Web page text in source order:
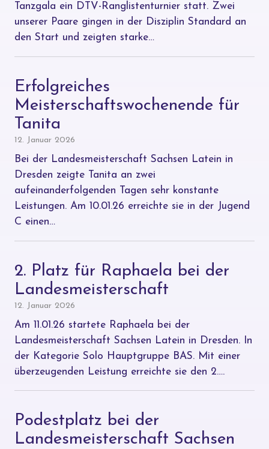
Tanzgala ein DTV-Ranglistenturnier statt. Zwei
unserer Paare gingen in der Disziplin Standard an
den Start und zeigten starke…
Erfolgreiches
Meisterschaftswochenende für
Tanita
12. Januar 2026
Bei der Landesmeisterschaft Sachsen Latein in
Dresden zeigte Tanita an zwei
aufeinanderfolgenden Tagen sehr konstante
Leistungen. Am 10.01.26 erreichte sie in der Jugend
C einen…
2. Platz für Raphaela bei der
Landesmeisterschaft
12. Januar 2026
Am 11.01.26 startete Raphaela bei der
Landesmeisterschaft Sachsen Latein in Dresden. In
der Kategorie Solo Hauptgruppe BAS. Mit einer
überzeugenden Leistung erreichte sie den 2….
Podestplatz bei der
Landesmeisterschaft Sachsen